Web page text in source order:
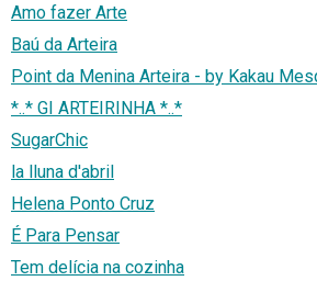
Amo fazer Arte
Baú da Arteira
Point da Menina Arteira - by Kakau
*..* GI ARTEIRINHA *..*
SugarChic
la lluna d'abril
Helena Ponto Cruz
É Para Pensar
Tem delícia na cozinha